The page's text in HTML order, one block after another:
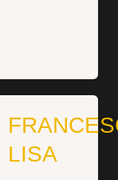
LISA